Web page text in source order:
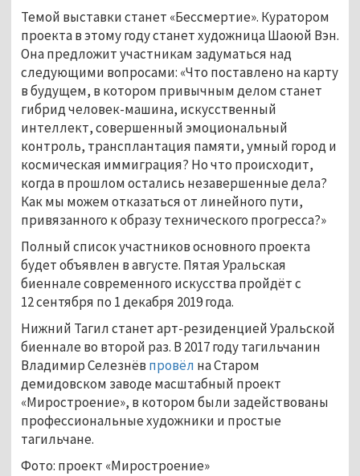
Темой выставки станет «Бессмертие». Куратором
проекта в этому году станет художница Шаоюй Вэн.
Она предложит участникам задуматься над
следующими вопросами: «Что поставлено на карту
в будущем, в котором привычным делом станет
гибрид человек-машина, искусственный
интеллект, совершенный эмоциональный
контроль, трансплантация памяти, умный город и
космическая иммиграция? Но что происходит,
когда в прошлом остались незавершенные дела?
Как мы можем отказаться от линейного пути,
привязанного к образу технического прогресса?»
Полный список участников основного проекта
будет объявлен в августе. Пятая Уральская
биеннале современного искусства пройдёт с
12 сентября по 1 декабря 2019 года.
Нижний Тагил станет арт-резиденцией Уральской
биеннале во второй раз. В 2017 году тагильчанин
Владимир Селезнёв провёл на Старом
демидовском заводе масштабный проект
«Миростроение», в котором были задействованы
профессиональные художники и простые
тагильчане.
Фото: проект «Миростроение»